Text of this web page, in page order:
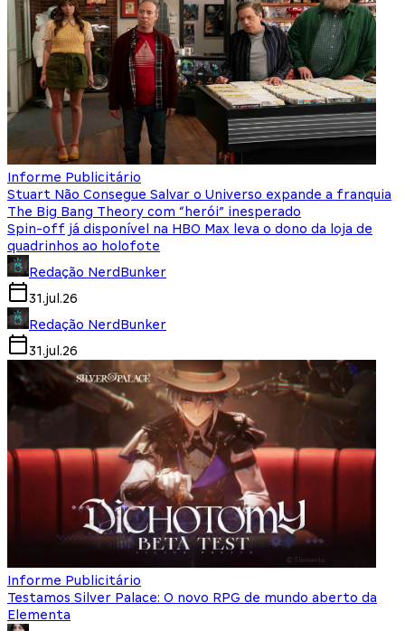
Informe Publicitário
Stuart Não Consegue Salvar o Universo expande a franquia
The Big Bang Theory com “herói” inesperado
Spin-off já disponível na HBO Max leva o dono da loja de
quadrinhos ao holofote
Redação NerdBunker
31.jul.26
Redação NerdBunker
31.jul.26
Informe Publicitário
Testamos Silver Palace: O novo RPG de mundo aberto da
Elementa